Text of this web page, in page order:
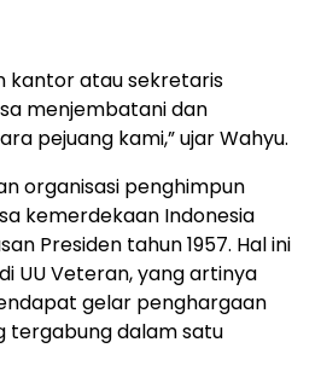
kantor atau sekretaris
menjembatani dan
pejuang kami,” ujar Wahyu.
organisasi penghimpun
kemerdekaan Indonesia
Presiden tahun 1957. Hal ini
UU Veteran, yang artinya
gelar penghargaan
tergabung dalam satu